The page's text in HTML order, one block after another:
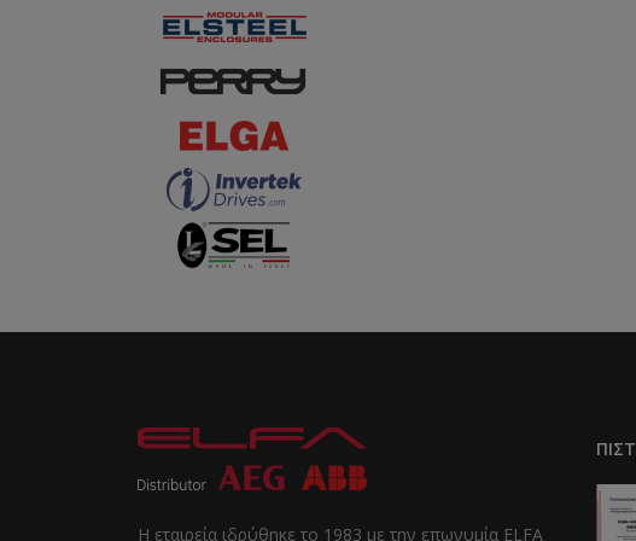
Η εταιρεία ιδρύθηκε το 1983 με την επωνυμία ELFA